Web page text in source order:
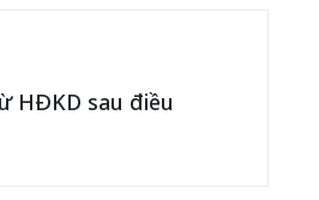
HĐKD sau điều